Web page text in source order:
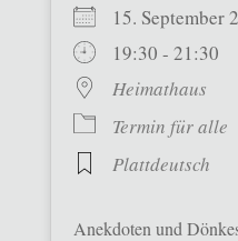
15.
19:30 - 21:30
Heimathaus
Termin für alle
Plattdeutsch
Anekdoten und